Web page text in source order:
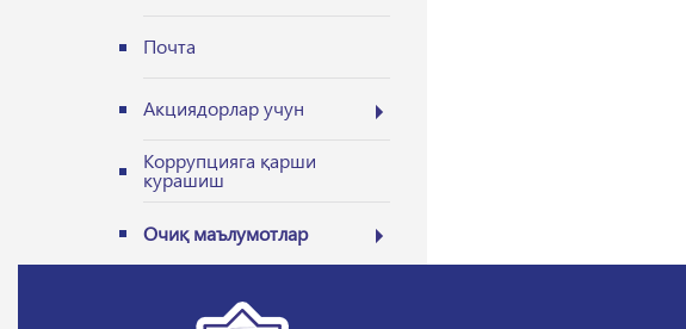
Почта
Акциядорлар учун
Коррупцияга қарши
курашиш
Очиқ маълумотлар